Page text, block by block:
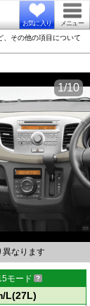
お気に入り メニュー
、その他の項目について
異なります
1/10
モード
L(27L)